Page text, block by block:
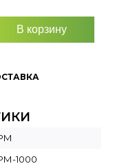
В корзину
1000